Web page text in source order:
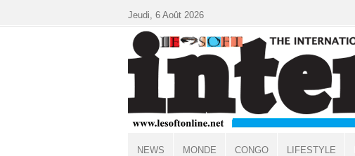
Jeudi, 6 Août 2026
NEWS MONDE CONGO LIFESTYLE